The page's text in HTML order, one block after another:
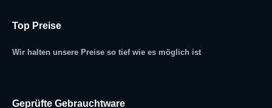
Top Preise
Wir halten unsere Preise so tief wie es möglich ist
Geprüfte Gebrauchtware